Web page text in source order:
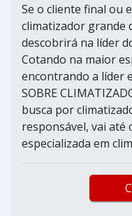
Se o cliente final ou
climatizador grande
descobrirá na líder
Cotando na maior
encontrando a líder
SOBRE
busca por
responsável, vai até
especializada em